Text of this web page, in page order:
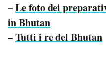
–Le foto dei
in Bhutan
–Tutti i re del Bhutan